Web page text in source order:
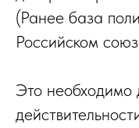
(Ранее база
Российском
Это необходимо